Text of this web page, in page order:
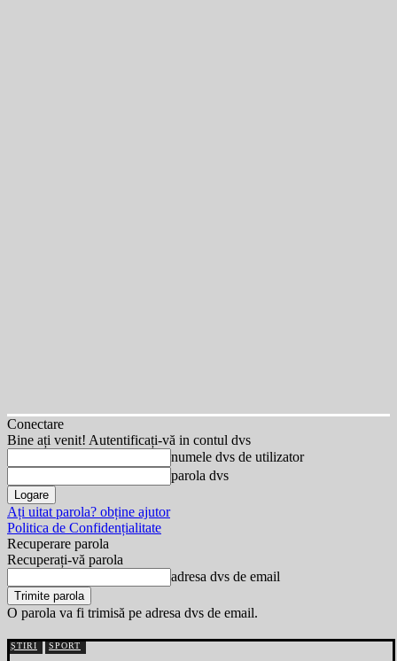
Conectare
Bine ați venit! Autentificați-vă in contul dvs
numele dvs de utilizator
parola dvs
Ați uitat parola? obține ajutor
Politica de Confidențialitate
Recuperare parola
Recuperați-vă parola
adresa dvs de email
O parola va fi trimisă pe adresa dvs de email.
ȘTIRI SPORT